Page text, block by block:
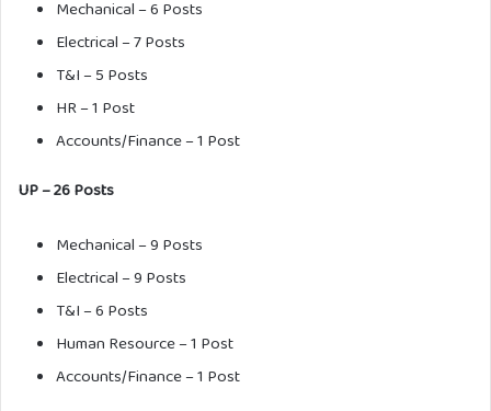
Mechanical – 6 Posts
Electrical – 7 Posts
T&I – 5 Posts
HR – 1 Post
Accounts/Finance – 1 Post
UP – 26 Posts
Mechanical – 9 Posts
Electrical – 9 Posts
T&I – 6 Posts
Human Resource – 1 Post
Accounts/Finance – 1 Post